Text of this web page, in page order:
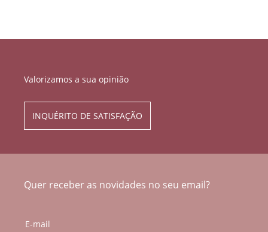
Valorizamos a sua opinião
INQUÉRITO DE SATISFAÇÃO
Quer receber as novidades no seu email?